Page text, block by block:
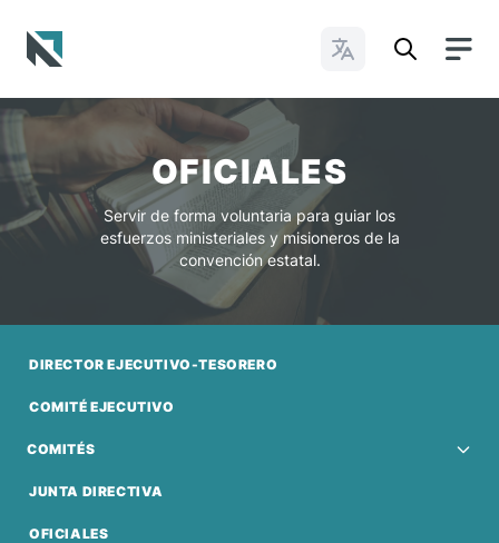
Cambiar idioma
OFICIALES
Servir de forma voluntaria para guiar los
esfuerzos ministeriales y misioneros de la
convención estatal.
DIRECTOR EJECUTIVO-TESORERO
COMITÉ EJECUTIVO
COMITÉS
JUNTA DIRECTIVA
OFICIALES